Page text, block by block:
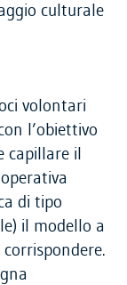
culturale
volontari
l’obiettivo
capillare il
di tipo
il modello a